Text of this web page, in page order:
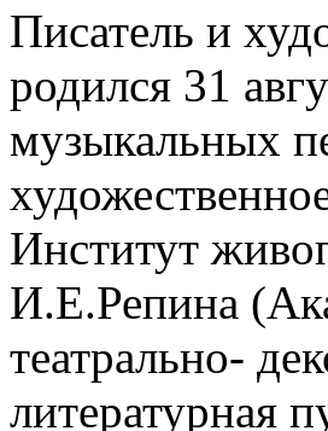
Писатель и
родился 31
музыкальных
Институт
И.Е.Репина
театрально-
литературная